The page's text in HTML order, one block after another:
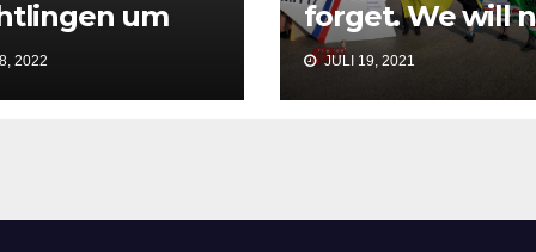
um
Preis
2022
forget. We will
forgive. Vienna
July 2021.
JULI 19, 2021